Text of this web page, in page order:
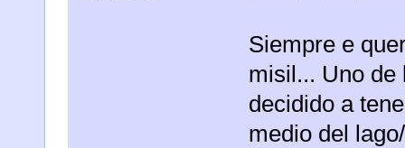
Siempre e
misil... Uno de
decidido a
medio del